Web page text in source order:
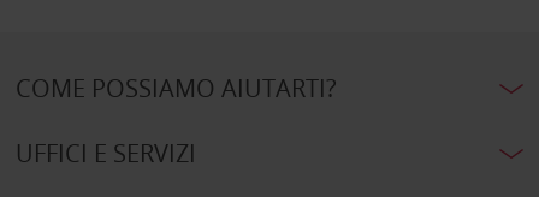
COME POSSIAMO AIUTARTI?
UFFICI E SERVIZI